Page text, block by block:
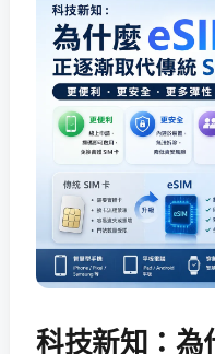
科技新知：為